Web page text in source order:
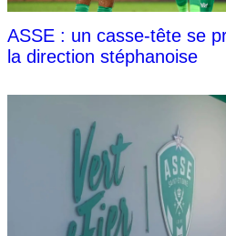
ASSE : un casse-tête se
la direction stéphanoise